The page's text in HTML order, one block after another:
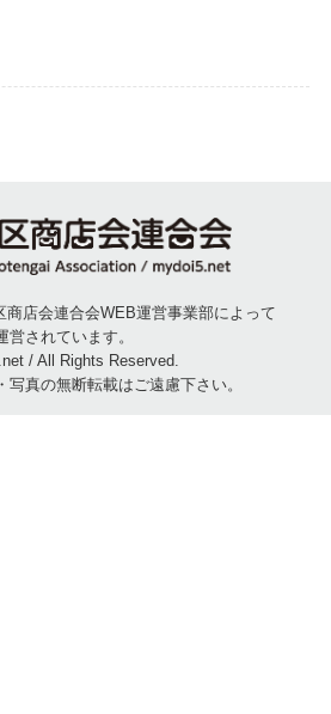
商店会連合会WEB運営事業部によって
営されています。
/ All Rights Reserved.
写真の無断転載はご遠慮下さい。